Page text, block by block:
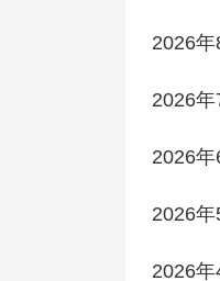
2026年
2026年
2026年
2026年
2026年